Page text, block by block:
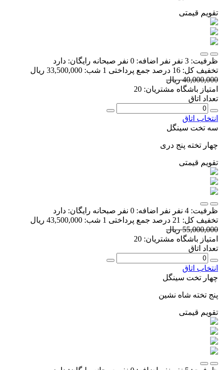
تقویم قیمتی
ظرفیت: 3 نفر نفر اضافه: 0 نفر صبحانه رایگان: دارد
تخفیف کل: 16 درصد جمع پرداختی 1 شب:
33,500,000 ریال
40,000,000 ریال
امتیاز باشگاه مشتریان: 20
تعداد اتاق
انتخاب اتاق
سه تخت سینگل
چهار تخته پنج دری
تقویم قیمتی
ظرفیت: 4 نفر نفر اضافه: 0 نفر صبحانه رایگان: دارد
تخفیف کل: 21 درصد جمع پرداختی 1 شب:
43,500,000 ریال
55,000,000 ریال
امتیاز باشگاه مشتریان: 20
تعداد اتاق
انتخاب اتاق
چهار تخت سینگل
پنج تخته شاه نشین
تقویم قیمتی